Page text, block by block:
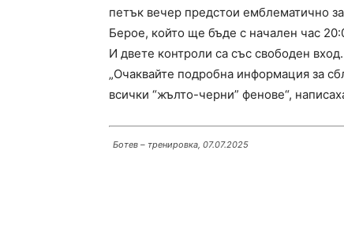
петък вечер предстои емблематично
Берое, който ще бъде с начален час
И двете контроли са със свободен вход.
„Очаквайте подробна информация за
всички “жълто-черни” фенове“,
Ботев – тренировка, 07.07.2025